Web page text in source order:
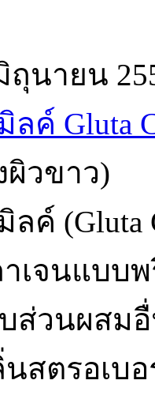
ถุนายน
ค์ Gluta
ผิวขาว)
ค์ (Gluta
เจนแบบ
ส่วนผสม
นสตรอเบ